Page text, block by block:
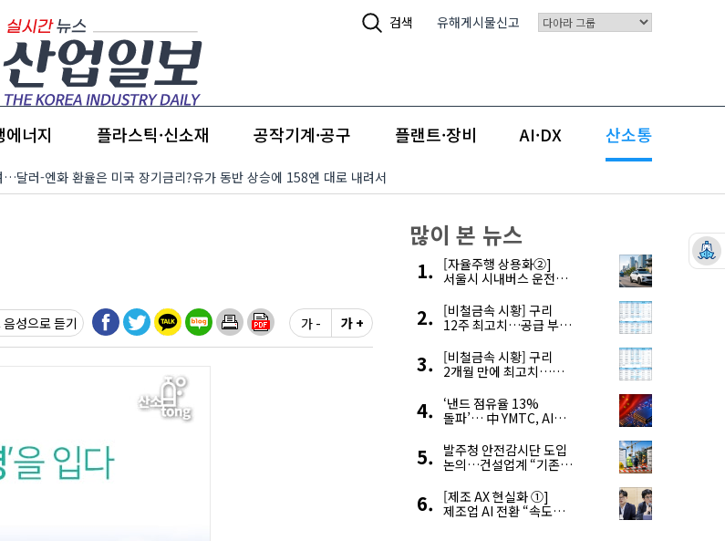
검색 유해게시물신고
에너지 플라스틱·신소재 공작기계·공구 플랜트·장비 AI·DX 산소통
러-엔화 환율은 미국 장기금리?유가 동반 상승에 158엔 대로 내려서
음성 가 - 가 +
많이 본 뉴스
[자율주행 상용화②]
서울시 시내버스 운전자
해결한다
[비철금속 시황] 구리
12주 최고치…공급 부족
[비철금속 시황] 구리
2개월 만에 최고치…
우려 확대
‘낸드 점유율 13%
돌파’… 中 YMTC, AI
4위 맹추격
발주청 안전감시단 도입
논의…건설업계 “기존
[제조 AX 현실화 ①]
제조업 AI 전환 “속도와